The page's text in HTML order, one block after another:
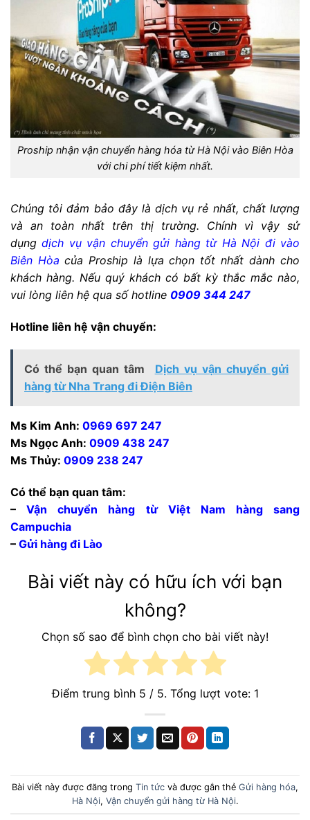
Proship nhận vận chuyển hàng hóa từ Hà Nội vào Biên Hòa
với chi phí tiết kiệm nhất.
Chúng tôi đảm bảo đây là dịch vụ rẻ nhất, chất lượng
và an toàn nhất trên thị trường. Chính vì vậy sử
dụngdịch vụ vận chuyển gửi hàng từ Hà Nội đi vào
Biên Hòa của Proship là lựa chọn tốt nhất dành cho
khách hàng. Nếu quý khách có bất kỳ thắc mắc nào,
vui lòng liên hệ qua số hotline 0909 344 247
Hotline liên hệ vận chuyển:
Có thể bạn quan tâm
Dịch vụ vận chuyển gửi
hàng từ Nha Trang đi Điện Biên
Ms Kim Anh: 0969 697 247
Ms Ngọc Anh: 0909 438 247
Ms Thủy: 0909 238 247
Có thể bạn quan tâm:
–Vận chuyển hàng từ Việt Nam hàng sang
Campuchia
– Gửi hàng đi Lào
Bài viết này có hữu ích với bạn
không?
Chọn số sao để bình chọn cho bài viết này!
Điểm trung bình 5 / 5. Tổng lượt vote: 1
Bài viết này được đăng trong Tin tức và được gắn thẻ Gửi hàng hóa,
Hà Nội, Vận chuyển gửi hàng từ Hà Nội.